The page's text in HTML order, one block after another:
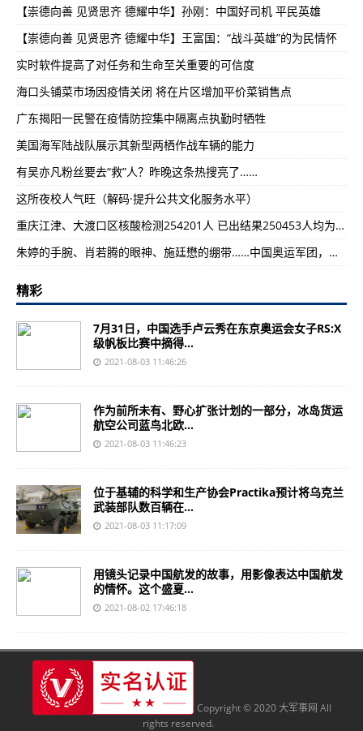
【崇德向善 见贤思齐 德耀中华】孙刚：中国好司机 平民英雄
【崇德向善 见贤思齐 德耀中华】王富国：“战斗英雄”的为民情怀
实时软件提高了对任务和生命至关重要的可信度
海口头铺菜市场因疫情关闭 将在片区增加平价菜销售点
广东揭阳一民警在疫情防控集中隔离点执勤时牺牲
美国海军陆战队展示其新型两栖作战车辆的能力
有吴亦凡粉丝要去“救”人？昨晚这条热搜亮了……
这所夜校人气旺（解码·提升公共文化服务水平）
重庆江津、大渡口区核酸检测254201人 已出结果250453人均为阴性
朱婷的手腕、肖若腾的眼神、施廷懋的绷带……中国奥运军团，是我们永远的骄傲
精彩
7月31日，中国选手卢云秀在东京奥运会女子RS:X
级帆板比赛中摘得...
2021-08-03 11:46:26
作为前所未有、野心扩张计划的一部分，冰岛货运
航空公司蓝鸟北欧...
2021-08-03 11:46:23
位于基辅的科学和生产协会Practika预计将乌克兰
武装部队数百辆在...
2021-08-03 11:17:09
用镜头记录中国航发的故事，用影像表达中国航发
的情怀。这个盛夏...
2021-08-02 17:46:18
Copyright © 2020 大军事网 All
rights reserved.